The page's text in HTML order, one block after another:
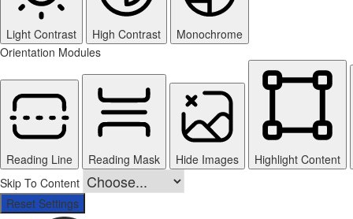
Light Contrast High Contrast
Monochrome
Orientation Modules
Reading Line Reading Mask Hide Images Highlight Content
Skip To Content
Reset Settings